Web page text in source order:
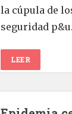
la cúpula de
seguridad
LEER